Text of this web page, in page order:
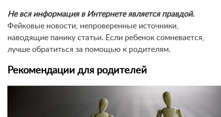
Не вся информация в Интернете является правдой.
Фейковые новости, непроверенные источники,
наводящие панику статьи. Если ребенок сомневается,
лучше обратиться за помощью к родителям.
Рекомендации для родителей